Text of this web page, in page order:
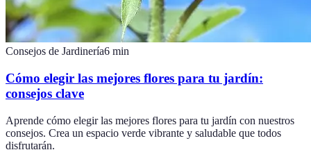
Consejos de Jardinería6 min
Cómo elegir las mejores flores para tu jardín:
consejos clave
Aprende cómo elegir las mejores flores para tu jardín con nuestros
consejos. Crea un espacio verde vibrante y saludable que todos
disfrutarán.